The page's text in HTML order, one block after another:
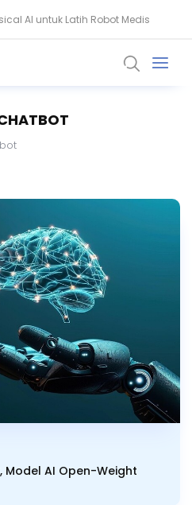
Bangun Infrastruktur AI Raksasa
Model AI Open-Weight